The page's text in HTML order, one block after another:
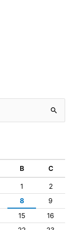
B C
1
2
8
9
15
16